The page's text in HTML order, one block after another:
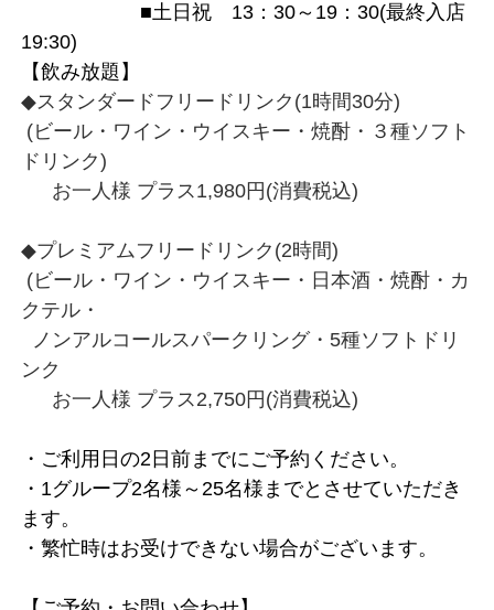
■土日祝 13：30～19：30(最終入店
19:30)
【飲み放題】
◆スタンダードフリードリンク(1時間30分)
(ビール・ワイン・ウイスキー・焼酎・３種ソフト
ドリンク)
お一人様 プラス1,980円(消費税込)
◆プレミアムフリードリンク(2時間)
(ビール・ワイン・ウイスキー・日本酒・焼酎・カ
クテル・
ノンアルコールスパークリング・5種ソフトドリ
ンク
お一人様 プラス2,750円(消費税込)
・ご利用日の2日前までにご予約ください。
・1グループ2名様～25名様までとさせていただき
ます。
・繁忙時はお受けできない場合がございます。